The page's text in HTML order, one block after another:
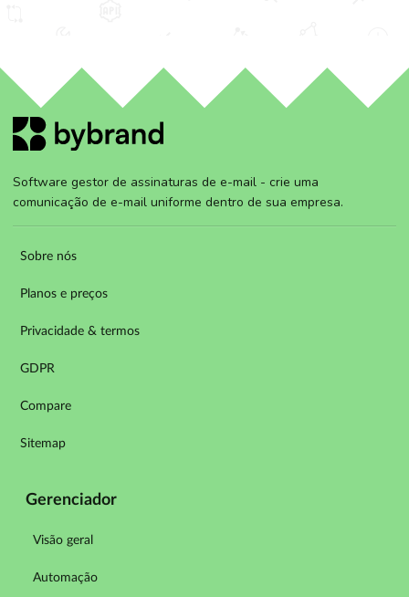
Software gestor de assinaturas de e-mail - crie uma
comunicação de e-mail uniforme dentro de sua empresa.
Sobre nós
Planos e preços
Privacidade & termos
GDPR
Compare
Sitemap
Gerenciador
Visão geral
Automação